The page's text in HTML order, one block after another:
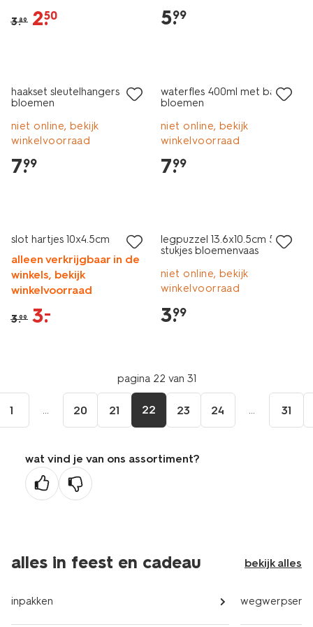
3.89 2.
50 5.
99
haakset sleutelhangers
bloemen
niet online, bekijk
winkelvoorraad
7.
99
waterfles 400ml met bandje
bloemen
niet online, bekijk
winkelvoorraad
7.
99
slot hartjes 10x4.5cm
alleen verkrijgbaar in de
winkels, bekijk
winkelvoorraad
3.99 3.
–
legpuzzel 13.6x10.5cm 500
stukjes bloemenvaas
niet online, bekijk
winkelvoorraad
3.
99
pagina 22 van 31
1 ... 20 21 22 23 24 ... 31
wat vind je van ons assortiment?
alles in feest en cadeau bekijk alles
inpakken